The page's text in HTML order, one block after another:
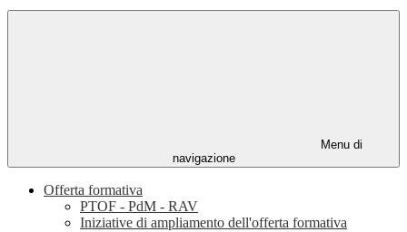
Menu di
navigazione
Offerta formativa
PTOF - PdM - RAV
Iniziative di ampliamento dell'offerta formativa